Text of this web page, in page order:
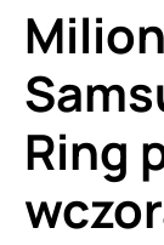
Ring